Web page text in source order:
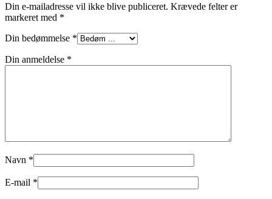
Din e-mailadresse vil ikke blive publiceret. Krævede felter er
markeret med *
Din bedømmelse *
Din anmeldelse *
Navn *
E-mail *